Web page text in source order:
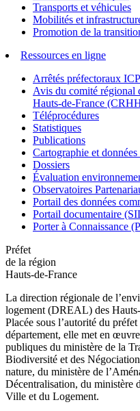
Transports et véhicules
Mobilités et
Promotion de la
Ressources en ligne
Arrêtés préfectoraux
Avis du comité régional
Hauts-de-France
Téléprocédures
Statistiques
Publications
Cartographie et
Dossiers
Évaluation
Observatoires
Portail des données
Portail documentaire
Porter à Connaissance
Préfet
de la région
Hauts-de-France
La direction régionale de
logement (DREAL) des
Placée sous l’autorité du
département, elle met en
publiques du ministère de la
Biodiversité et des
nature, du ministère de
Décentralisation, du ministère
Ville et du Logement.